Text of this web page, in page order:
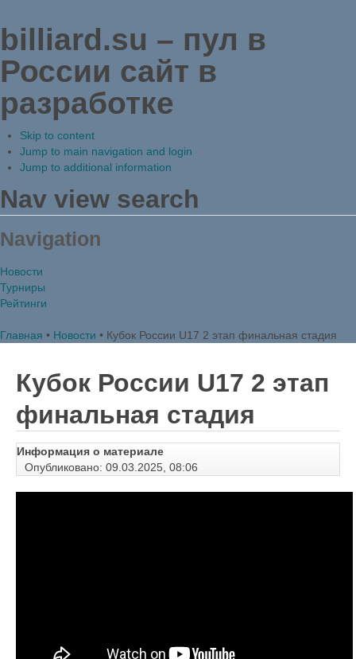
billiard.su – пул в
России сайт в
разработке
Skip to content
Jump to main navigation and login
Jump to additional information
Nav view search
Navigation
Новости
Турниры
Рейтинги
Главная • Новости • Кубок России U17 2 этап финальная стадия
Кубок России U17 2 этап
финальная стадия
Информация о материале
Опубликовано: 09.03.2025, 08:06